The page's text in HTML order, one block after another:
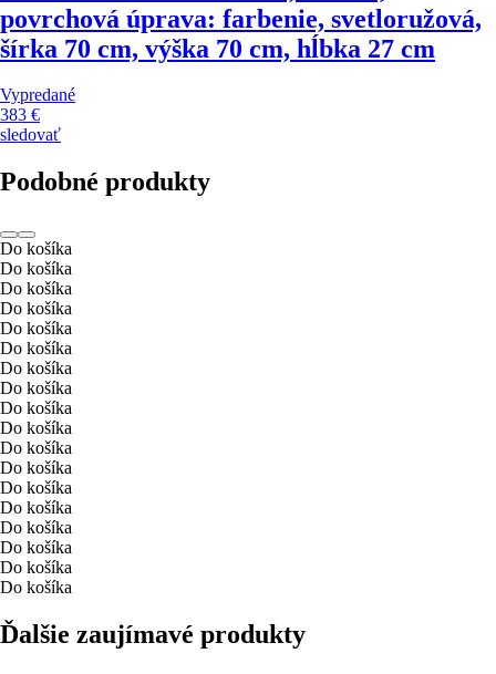
povrchová úprava: farbenie, svetloružová,
šírka 70 cm, výška 70 cm, hĺbka 27 cm
Vypredané
383 €
sledovať
Podobné produkty
Do košíka
Do košíka
Do košíka
Do košíka
Do košíka
Do košíka
Do košíka
Do košíka
Do košíka
Do košíka
Do košíka
Do košíka
Do košíka
Do košíka
Do košíka
Do košíka
Do košíka
Do košíka
Ďalšie zaujímavé produkty